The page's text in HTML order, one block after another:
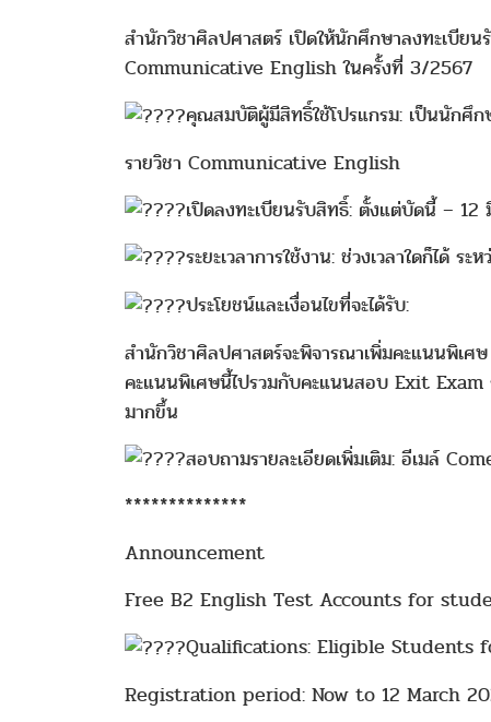
สำนักวิชาศิลปศาสตร์ เปิดให้นักศึกษาลงทะเบีย
Communicative English ในครั้งที่ 3/2567
คุณสมบัติผู้มีสิทธิ์ใช้โปรแกรม: เป็นนักศึ
รายวิชา Communicative English
เปิดลงทะเบียนรับสิทธิ์: ตั้งแต่บัดนี้ –
ระยะเวลาการใช้งาน: ช่วงเวลาใดก็ได้
ประโยชน์และเงื่อนไขที่จะได้รับ:
สำนักวิชาศิลปศาสตร์จะพิจารณาเพิ่มคะแนนพิเศ
คะแนนพิเศษนี้ไปรวมกับคะแนนสอบ Exit
มากขึ้น
สอบถามรายละเอียดเพิ่มเติม: อีเมล์
**************
Announcement
Free B2 English Test Accounts for
Qualifications: Eligible Students
Registration period: Now to 12 March